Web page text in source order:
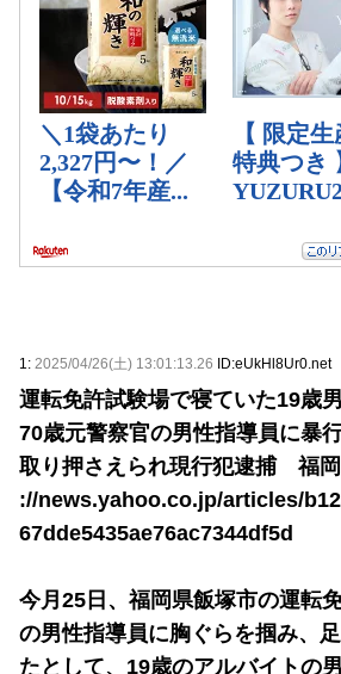
1: 2025/04/26(土) 13:01:13.26 ID:eUkHl8Ur0.net
運転免許試験場で寝ていた19歳
70歳元警察官の男性指導員に暴
取り押さえられ現行犯逮捕 福
://news.yahoo.co.jp/articles/
67dde5435ae76ac7344df5d
今月25日、福岡県飯塚市の運転
の男性指導員に胸ぐらを掴み、
たとして、19歳のアルバイトの